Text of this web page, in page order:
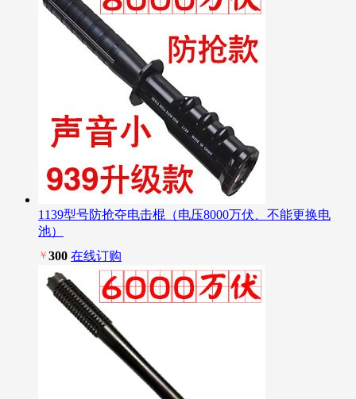
1139型号防抢夺电击棍（电压8000万伏、不能更换电
池）
￥ 300 在线订购